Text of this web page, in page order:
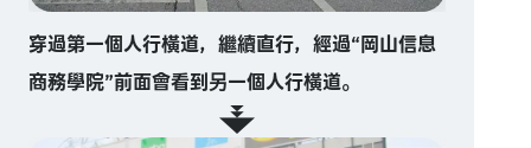
穿過第一個人行橫道，繼續直行，經過“岡山信息
商務學院”前面會看到另一個人行橫道。